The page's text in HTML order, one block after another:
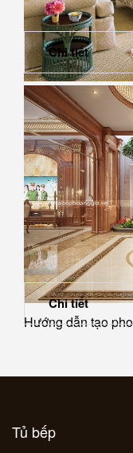
Cách bố trí cây
Chi tiết
Hướng dẫn tạo
Chi tiết
Tủ bếp